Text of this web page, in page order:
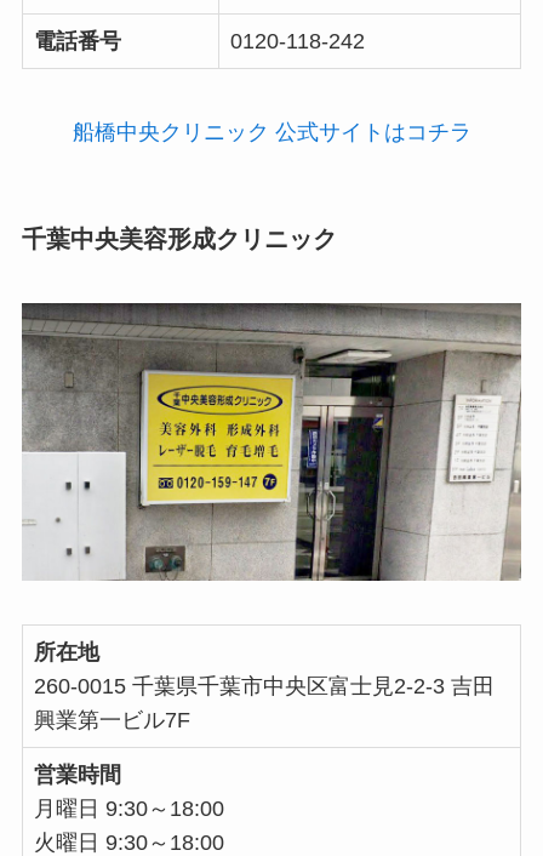
電話番号 0120-118-242
船橋中央クリニック 公式サイトはコチラ
千葉中央美容形成クリニック
所在地
260-0015 千葉県千葉市中央区富士見2-2-3 吉田
興業第一ビル7F
営業時間
月曜日 9:30～18:00
火曜日 9:30～18:00